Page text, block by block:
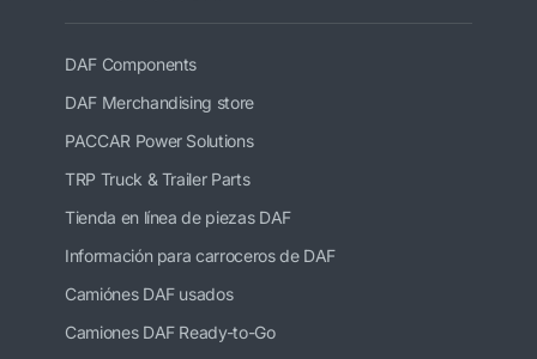
DAF Components
DAF Merchandising store
PACCAR Power Solutions
TRP Truck & Trailer Parts
Tienda en línea de piezas DAF
Información para carroceros de DAF
Camiónes DAF usados
Camiones DAF Ready-to-Go